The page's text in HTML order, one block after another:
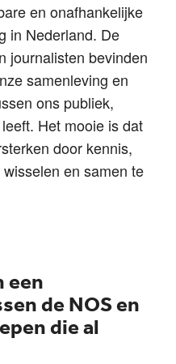
en onafhankelijke
in Nederland. De
journalisten bevinden
samenleving en
ons publiek,
Het mooie is dat
door kennis,
en samen te
een
de NOS en
die al